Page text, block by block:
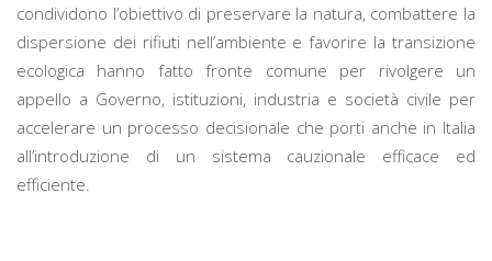
condividono l’obiettivo di preservare la natura, combattere la
dispersione dei rifiuti nell’ambiente e favorire la transizione
ecologica hanno fatto fronte comune per rivolgere un
appello a Governo, istituzioni, industria e società civile per
accelerare un processo decisionale che porti anche in Italia
all’introduzione di un sistema cauzionale efficace ed
efficiente.